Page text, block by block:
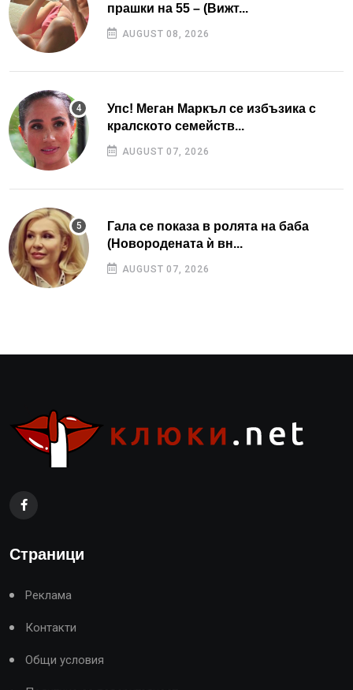
прашки на 55 – (Вижт...
AUGUST 08, 2026
Упс! Меган Маркъл се избъзика с
кралското семейств...
AUGUST 07, 2026
Гала се показа в ролята на баба
(Новородената ѝ вн...
AUGUST 07, 2026
Страници
Реклама
Контакти
Общи условия